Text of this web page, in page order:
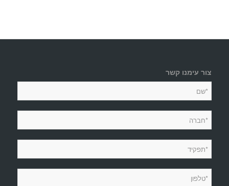
צור עימנו קשר